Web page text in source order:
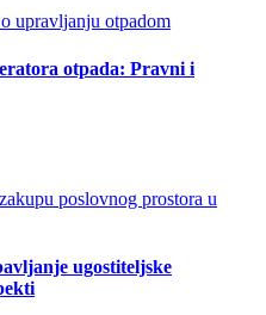
otpada: Pravni i
ugostiteljske